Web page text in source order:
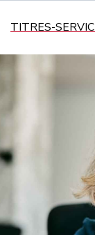
TITRES-